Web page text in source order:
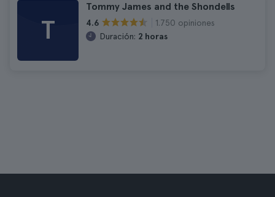
T
Tommy James and the Shondells
4.6
1.750 opiniones
Duración: 2 horas